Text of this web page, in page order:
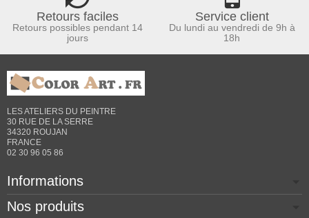
Retours faciles
Retours possibles pendant 14
jours
Service client
Du lundi au vendredi de 9h à
18h
LES ATELIERS DU PEINTRE
30 RUE DE LA SERRE
34320 ROUJAN
FRANCE
02 30 96 05 86
Informations
Nos produits